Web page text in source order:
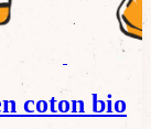
coton bio